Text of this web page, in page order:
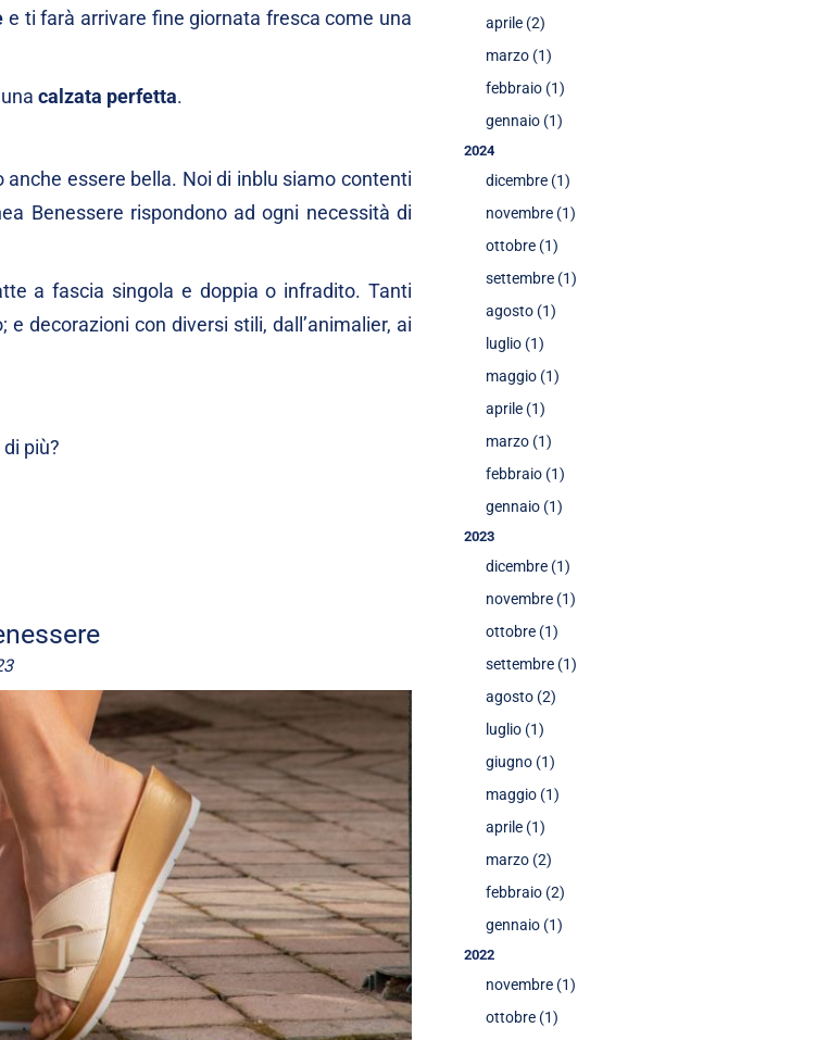
e ti farà arrivare fine giornata fresca come una
calzata perfetta.
essere bella. Noi di inblu siamo contenti
Benessere rispondono ad ogni necessità di
a fascia singola e doppia o infradito. Tanti
decorazioni con diversi stili, dall’animalier, ai
più?
aprile (2)
marzo (1)
febbraio (1)
gennaio (1)
2024
dicembre (1)
novembre (1)
ottobre (1)
settembre (1)
agosto (1)
luglio (1)
maggio (1)
aprile (1)
marzo (1)
febbraio (1)
gennaio (1)
2023
dicembre (1)
novembre (1)
ottobre (1)
settembre (1)
agosto (2)
luglio (1)
giugno (1)
maggio (1)
aprile (1)
marzo (2)
febbraio (2)
gennaio (1)
2022
novembre (1)
ottobre (1)